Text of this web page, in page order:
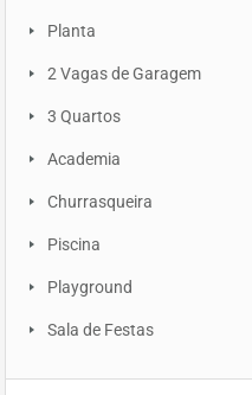
Planta
2 Vagas de Garagem
3 Quartos
Academia
Churrasqueira
Piscina
Playground
Sala de Festas